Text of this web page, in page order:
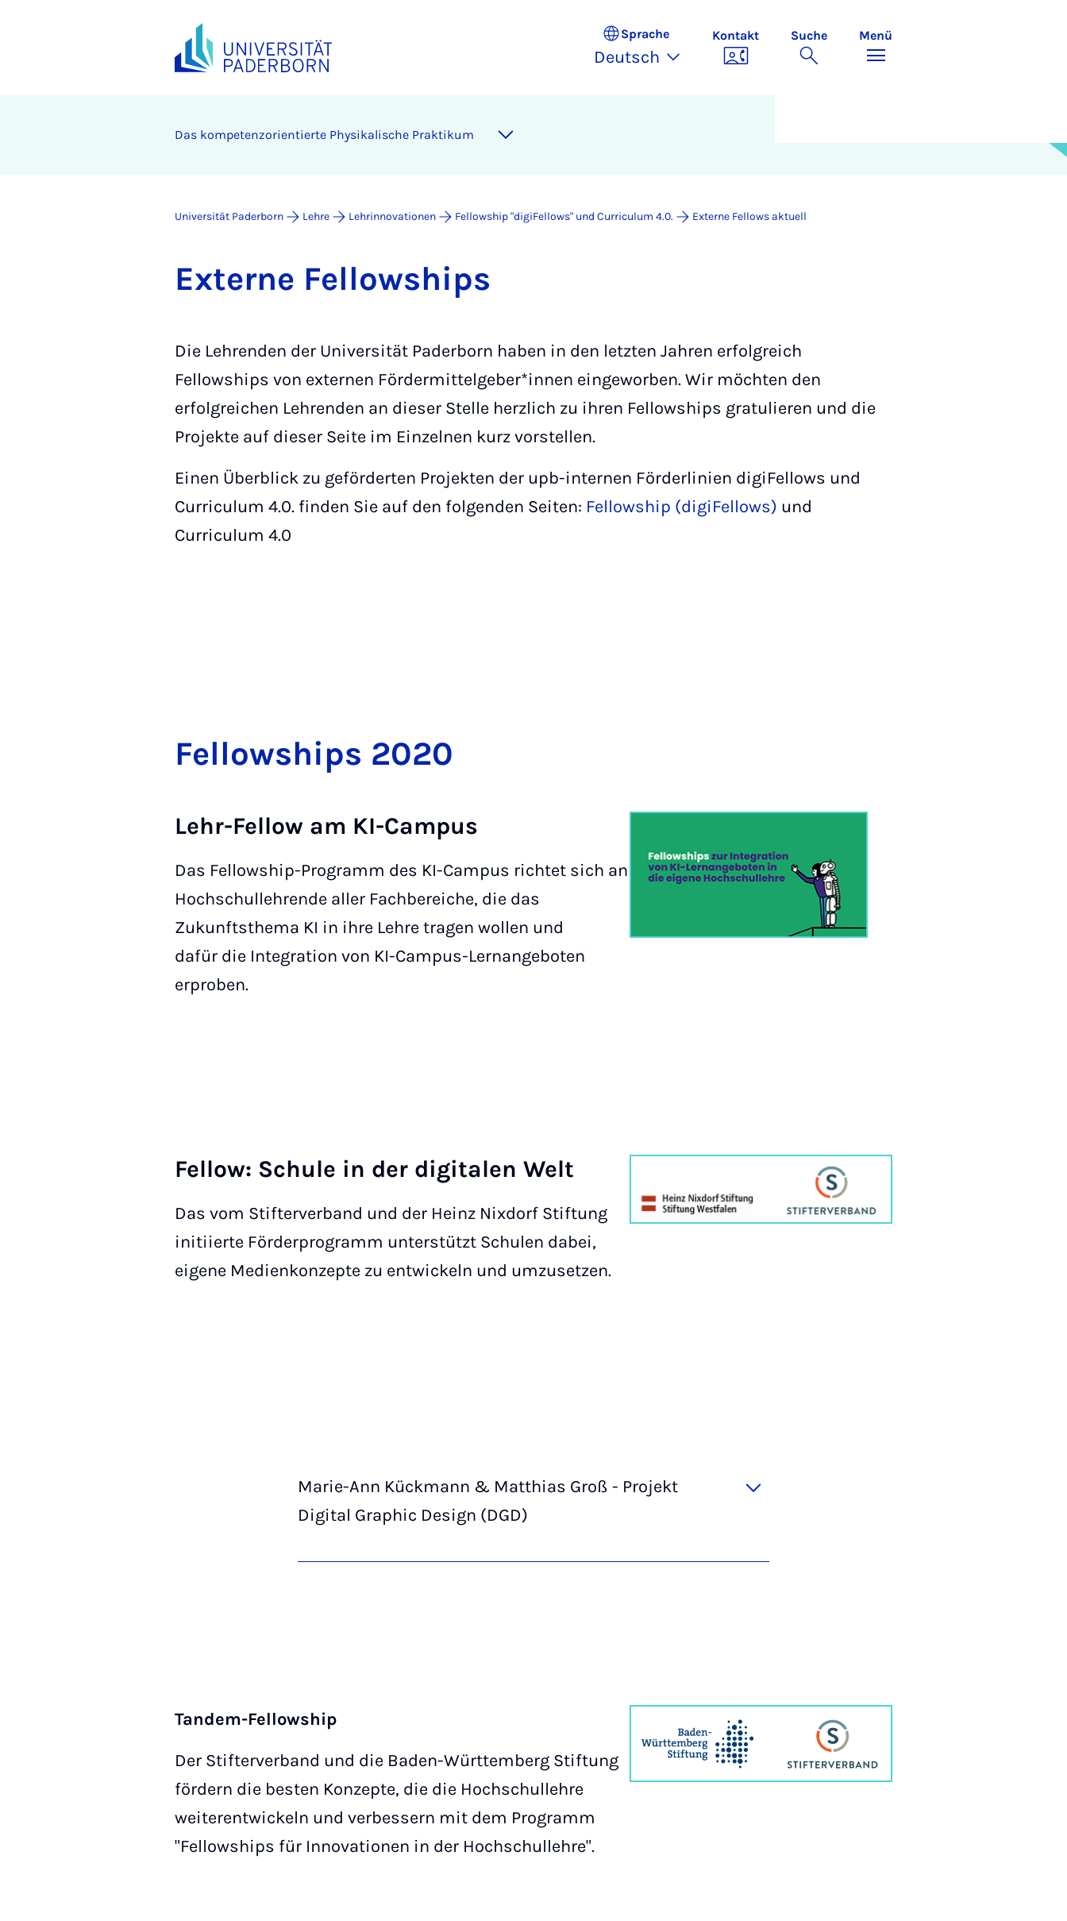
Sprache
Deutsch
Kontakt Suche Menü
Das kompetenzorientierte Physikalische Praktikum
Universität Paderborn Lehre Lehrinnovationen Fellowship "digiFellows" und Curriculum 4.0. Externe Fellows aktuell
Ex­ter­ne Fel­low­ships
Die Lehrenden der Universität Paderborn haben in den letzten Jahren erfolgreich
Fellowships von externen Fördermittelgeber*innen eingeworben. Wir möchten den
erfolgreichen Lehrenden an dieser Stelle herzlich zu ihren Fellowships gratulieren und die
Projekte auf dieser Seite im Einzelnen kurz vorstellen.
Einen Überblick zu geförderten Projekten der upb-internen Förderlinien digiFellows und
Curriculum 4.0. finden Sie auf den folgenden Seiten: Fellowship (digiFellows) und
Curriculum 4.0
Fel­low­ships 2020
Lehr-Fellow am KI-Campus
Das Fellowship-Programm des KI-Campus richtet sich an
Hochschullehrende aller Fachbereiche, die das
Zukunftsthema KI in ihre Lehre tragen wollen und
dafür die Integration von KI-Campus-Lernangeboten
erproben.
Fellow: Schule in der digitalen Welt
Das vom Stifterverband und der Heinz Nixdorf Stiftung
initiierte Förderprogramm unterstützt Schulen dabei,
eigene Medienkonzepte zu entwickeln und umzusetzen.
Marie-Ann Kückmann & Matthias Groß - Projekt
Digital Graphic Design (DGD)
Tandem-Fellowship
Der Stifterverband und die Baden-Württemberg Stiftung
fördern die besten Konzepte, die die Hochschullehre
weiterentwickeln und verbessern mit dem Programm
"Fellowships für Innovationen in der Hochschullehre".